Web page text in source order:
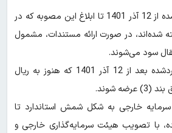
- تبصره 1: طلاهای واردشده از 12 آذر 1401 تا ابلاغ این مصوبه که در
شده‌اند، در صورت ارائه مستندات، مشمول
سود می‌شوند.
- تبصره 2:شمش‌های واردشده بعد از 12 آذر 1401 که هنوز به ریال
شوند.
اصل سرمایه خارجی به شکل شمش استاندارد تا
با تصویب هیئت سرمایه‌گذاری خارجی و